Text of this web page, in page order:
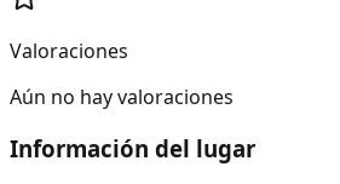
Valoraciones
Aún no hay valoraciones
Información del lugar